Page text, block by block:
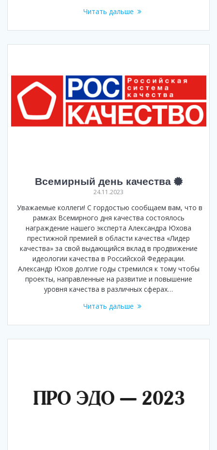
Читать дальше
Всемирный день качества
24.11.2023
Уважаемые коллеги! С гордостью сообщаем вам, что в
рамках Всемирного дня качества состоялось
награждение нашего эксперта Александра Юхова
престижной премией в области качества «Лидер
качества» за свой выдающийся вклад в продвижение
идеологии качества в Российской Федерации.
Александр Юхов долгие годы стремился к тому чтобы
проекты, направленные на развитие и повышение
уровня качества в различных сферах…
Читать дальше